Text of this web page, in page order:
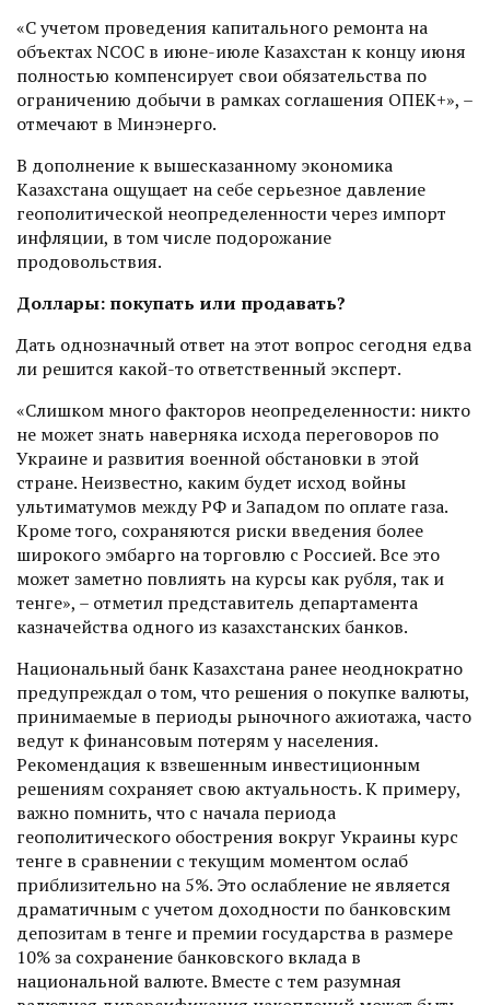
«С учетом проведения капитального ремонта на
объектах NCOC в июне-июле Казахстан к концу июня
полностью компенсирует свои обязательства по
ограничению добычи в рамках соглашения ОПЕК+», –
отмечают в Минэнерго.
В дополнение к вышесказанному экономика
Казахстана ощущает на себе серьезное давление
геополитической неопределенности через импорт
инфляции, в том чис­ле подорожание
продовольствия.
Доллары: покупать или продавать?
Дать однозначный ответ на этот вопрос сегодня едва
ли решится какой-то ответственный эксперт.
«Слишком много факторов неопределенности: никто
не может знать наверняка исхода переговоров по
Украине и развития военной обстановки в этой
стране. Неизвестно, каким будет исход войны
ультиматумов между РФ и Западом по оплате газа.
Кроме того, сохраняются риски введения более
широкого эмбарго на торговлю с Россией. Все это
может заметно повлиять на курсы как рубля, так и
тенге», – отметил представитель департамента
казначейства одного из казахстанских банков.
Национальный банк Казах­стана ранее неоднократно
предупреждал о том, что решения о покупке валюты,
принимаемые в периоды рыночного ажиотажа, часто
ведут к финансовым потерям у населения.
Рекомендация к взвешенным инвестиционным
решениям сохраняет свою актуальность. К примеру,
важно помнить, что с начала периода
геополитического обострения вокруг Украины курс
тенге в сравнении с текущим момен­том ослаб
приблизительно на 5%. Это ослабление не является
драматичным с учетом доходности по банковским
депозитам в тенге и премии государства в размере
10% за сохранение банковского вклада в
национальной валюте. Вместе с тем разумная